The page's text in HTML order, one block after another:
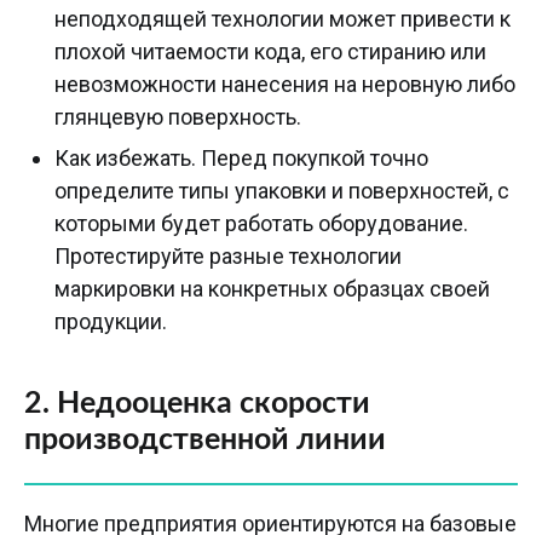
неподходящей технологии может привести к
плохой читаемости кода, его стиранию или
невозможности нанесения на неровную либо
глянцевую поверхность.
Как избежать. Перед покупкой точно
определите типы упаковки и поверхностей, с
которыми будет работать оборудование.
Протестируйте разные технологии
маркировки на конкретных образцах своей
продукции.
2. Недооценка скорости
производственной линии
Многие предприятия ориентируются на базовые